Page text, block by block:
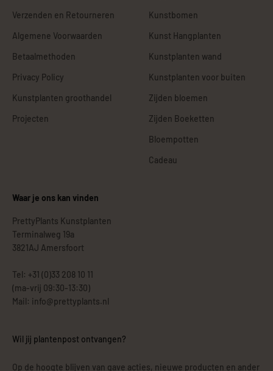
Verzenden en Retourneren
Algemene Voorwaarden
Betaalmethoden
Privacy Policy
Kunstplanten groothandel
Projecten
Kunstbomen
Kunst Hangplanten
Kunstplanten wand
Kunstplanten voor buiten
Zijden bloemen
Zijden Boeketten
Bloempotten
Cadeau
Waar je ons kan vinden
PrettyPlants Kunstplanten
Terminalweg 19a
3821AJ Amersfoort
Tel: +31 (0)33 208 10 11
(ma-vrij 09:30-13:30)
Mail: info@prettyplants.nl
Wil jij plantenpost ontvangen?
Op de hoogte blijven van gave acties, nieuwe producten en ander